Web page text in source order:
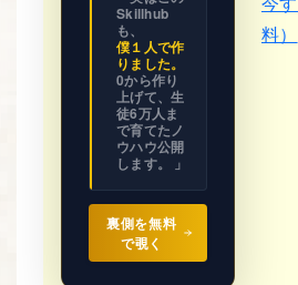
ビジネス
の設計図
全て見せ
Skillhub
も、
僕１人で作
りました。
0から作り
上げて、生
徒6万人ま
で育てたノ
ウハウ公開
します。 」
裏側を無料
で覗く
料）